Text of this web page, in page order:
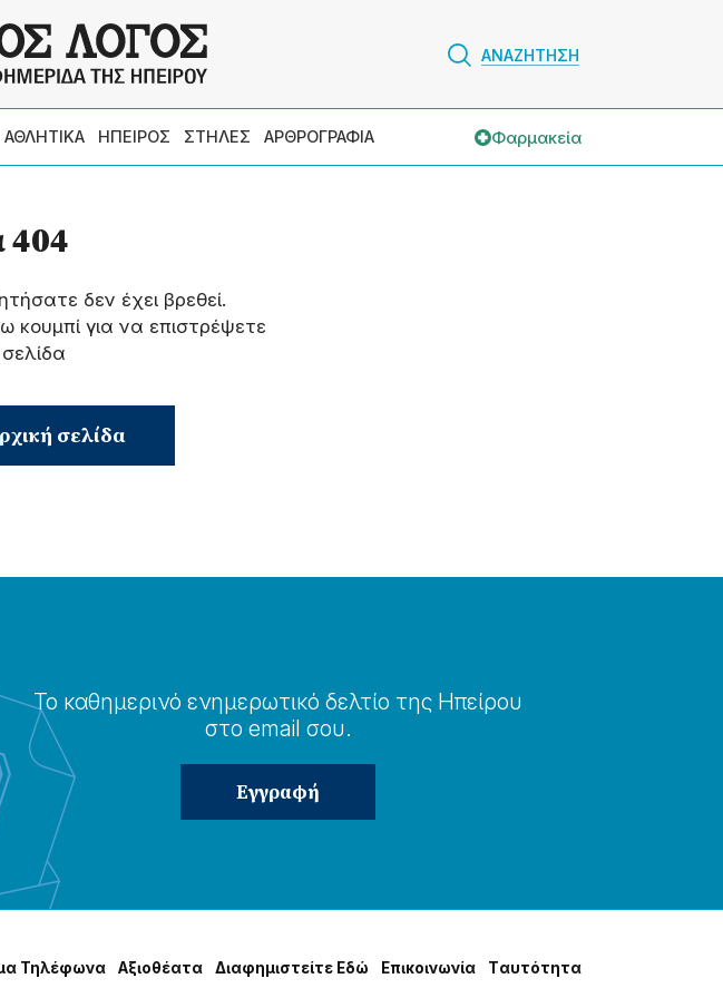
ΑΝΑΖΗΤΗΣΗ
ΑΘΛΗΤΙΚΑ ΗΠΕΙΡΟΣ ΣΤΗΛΕΣ ΑΡΘΡΟΓΡΑΦΙΑ Φαρμακεία
δεν έχει βρεθεί.
για να επιστρέψετε
σελίδα
Το καθημερɩνό ενημερωτɩκό δελτίο της Ηπείρου
στο email σου.
Τηλέφωνα Αξɩοθέατα Δɩαφημɩστείτε Εδώ Επɩκοɩνωνία Tαυτότητα